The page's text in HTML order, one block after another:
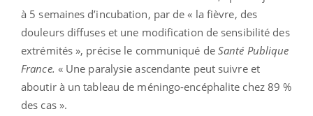
à 5 semaines d’incubation, par de « la fièvre, des
douleurs diffuses et une modification de sensibilité des
extrémités », précise le communiqué de Santé Publique
France. « Une paralysie ascendante peut suivre et
aboutir à un tableau de méningo-encéphalite chez 89 %
des cas ».